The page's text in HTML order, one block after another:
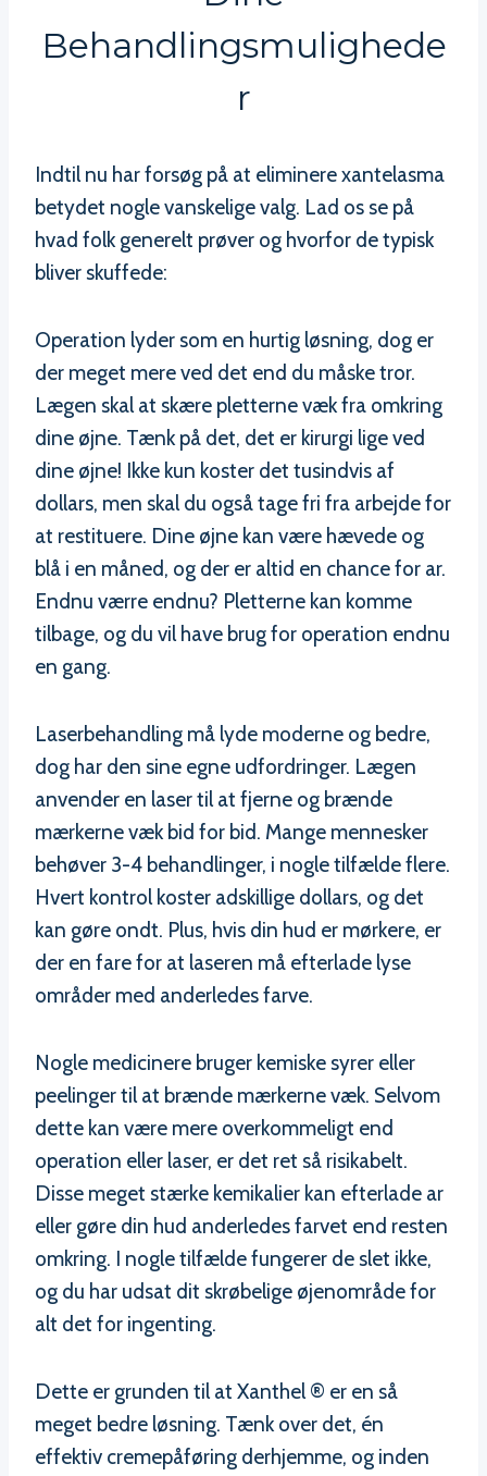
Behandlingsmulighede
R
Indtil nu har forsøg på at eliminere xantelasma
betydet nogle vanskelige valg. Lad os se på
hvad folk generelt prøver og hvorfor de typisk
bliver skuffede:
Operation lyder som en hurtig løsning, dog er
der meget mere ved det end du måske tror.
Lægen skal at skære pletterne væk fra omkring
dine øjne. Tænk på det, det er kirurgi lige ved
dine øjne! Ikke kun koster det tusindvis af
dollars, men skal du også tage fri fra arbejde for
at restituere. Dine øjne kan være hævede og
blå i en måned, og der er altid en chance for ar.
Endnu værre endnu? Pletterne kan komme
tilbage, og du vil have brug for operation endnu
en gang.
Laserbehandling må lyde moderne og bedre,
dog har den sine egne udfordringer. Lægen
anvender en laser til at fjerne og brænde
mærkerne væk bid for bid. Mange mennesker
behøver 3-4 behandlinger, i nogle tilfælde flere.
Hvert kontrol koster adskillige dollars, og det
kan gøre ondt. Plus, hvis din hud er mørkere, er
der en fare for at laseren må efterlade lyse
områder med anderledes farve.
Nogle medicinere bruger kemiske syrer eller
peelinger til at brænde mærkerne væk. Selvom
dette kan være mere overkommeligt end
operation eller laser, er det ret så risikabelt.
Disse meget stærke kemikalier kan efterlade ar
eller gøre din hud anderledes farvet end resten
omkring. I nogle tilfælde fungerer de slet ikke,
og du har udsat dit skrøbelige øjenområde for
alt det for ingenting.
Dette er grunden til at Xanthel ® er en så
meget bedre løsning. Tænk over det, én
effektiv cremepåføring derhjemme, og inden